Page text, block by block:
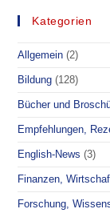
Kategorien
Allgemein (2)
Bildung (128)
Bücher und
Empfehlungen,
English-News (3)
Finanzen,
Forschung,